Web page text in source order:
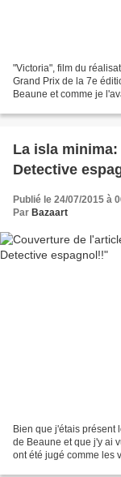
"Victoria", film du
Grand Prix de la 7e
Beaune et comme je
La isla
Detective
Publié le 24/07/2015 à
Par Bazaart
Bien que j'étais présent
de Beaune et que j'y ai
ont été jugé comme les